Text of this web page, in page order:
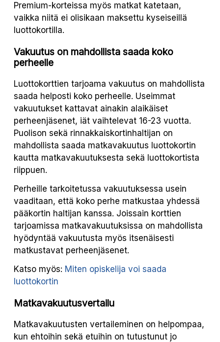
Premium-korteissa myös matkat katetaan,
vaikka niitä ei olisikaan maksettu kyseiseillä
luottokortilla.
Vakuutus on mahdollista saada koko
perheelle
Luottokorttien tarjoama vakuutus on mahdollista
saada helposti koko perheelle. Useimmat
vakuutukset kattavat ainakin alaikäiset
perheenjäsenet, iät vaihtelevat 16-23 vuotta.
Puolison sekä rinnakkaiskortinhaltijan on
mahdollista saada matkavakuutus luottokortin
kautta matkavakuutuksesta sekä luottokortista
riippuen.
Perheille tarkoitetussa vakuutuksessa usein
vaaditaan, että koko perhe matkustaa yhdessä
pääkortin haltijan kanssa. Joissain korttien
tarjoamissa matkavakuutuksissa on mahdollista
hyödyntää vakuutusta myös itsenäisesti
matkustavat perheenjäsenet.
Katso myös: Miten opiskelija voi saada
luottokortin
Matkavakuutusvertailu
Matkavakuutusten vertaileminen on helpompaa,
kun ehtoihin sekä etuihin on tutustunut jo